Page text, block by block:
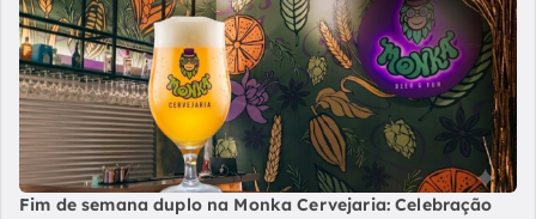
Fim de semana duplo na Monka Cervejaria: Celebração